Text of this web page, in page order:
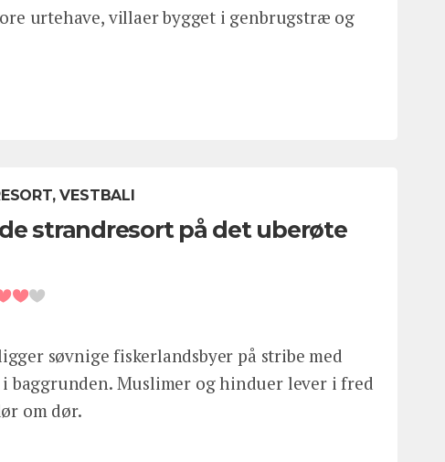
urtehave, villaer bygget i genbrugstræ og
VESTBALI
strandresort på det uberøte
søvnige fiskerlandsbyer på stribe med
baggrunden. Muslimer og hinduer lever i fred
om dør.